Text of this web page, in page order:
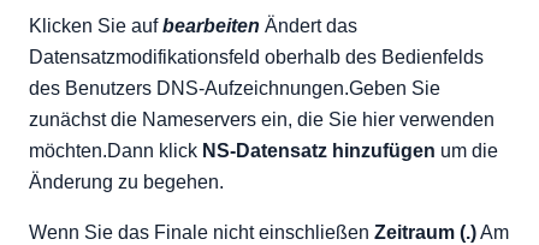
Klicken Sie aufbearbeiten Ändert das
Datensatzmodifikationsfeld oberhalb des Bedienfelds
des Benutzers DNS-Aufzeichnungen.Geben Sie
zunächst die Nameservers ein, die Sie hier verwenden
möchten.Dann klick NS-Datensatz hinzufügen um die
Änderung zu begehen.
Wenn Sie das Finale nicht einschließen Zeitraum (.)Am